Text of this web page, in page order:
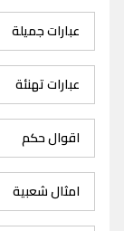
عبارات جميلة
عبارات تهنئة
اقوال حكم
امثال شعبية